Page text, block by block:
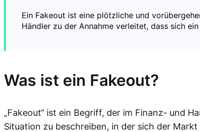
Ein Fakeout ist eine plötzliche und
Händler zu der Annahme verleitet, dass sich
Was ist ein Fakeout?
„Fakeout“ ist ein Begriff, der im Finanz- und
Situation zu beschreiben, in der sich der